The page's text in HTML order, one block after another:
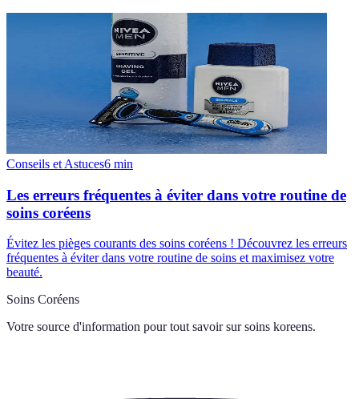
Conseils et Astuces6 min
Les erreurs fréquentes à éviter dans votre routine de
soins coréens
Évitez les pièges courants des soins coréens ! Découvrez les erreurs
fréquentes à éviter dans votre routine de soins et maximisez votre
beauté.
Soins Coréens
Votre source d'information pour tout savoir sur soins koreens.